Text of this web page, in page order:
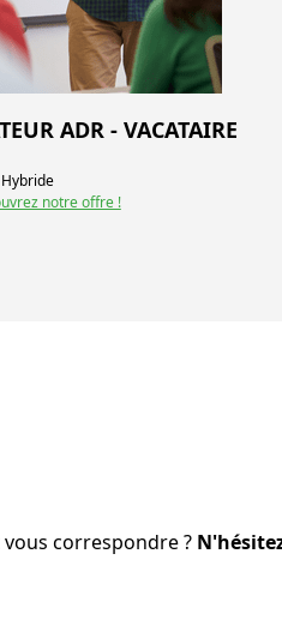
ADR - VACATAIRE
Hybride
notre offre !
correspondre ?